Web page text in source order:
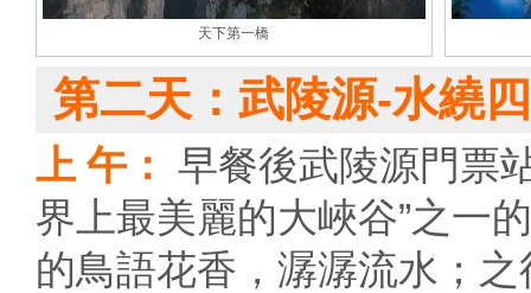
天下第一橋
第二天：武陵源-水繞
上 午： 早餐後武陵源門票
界上最美麗的大峽谷”之一
的鳥語花香，潺潺流水；